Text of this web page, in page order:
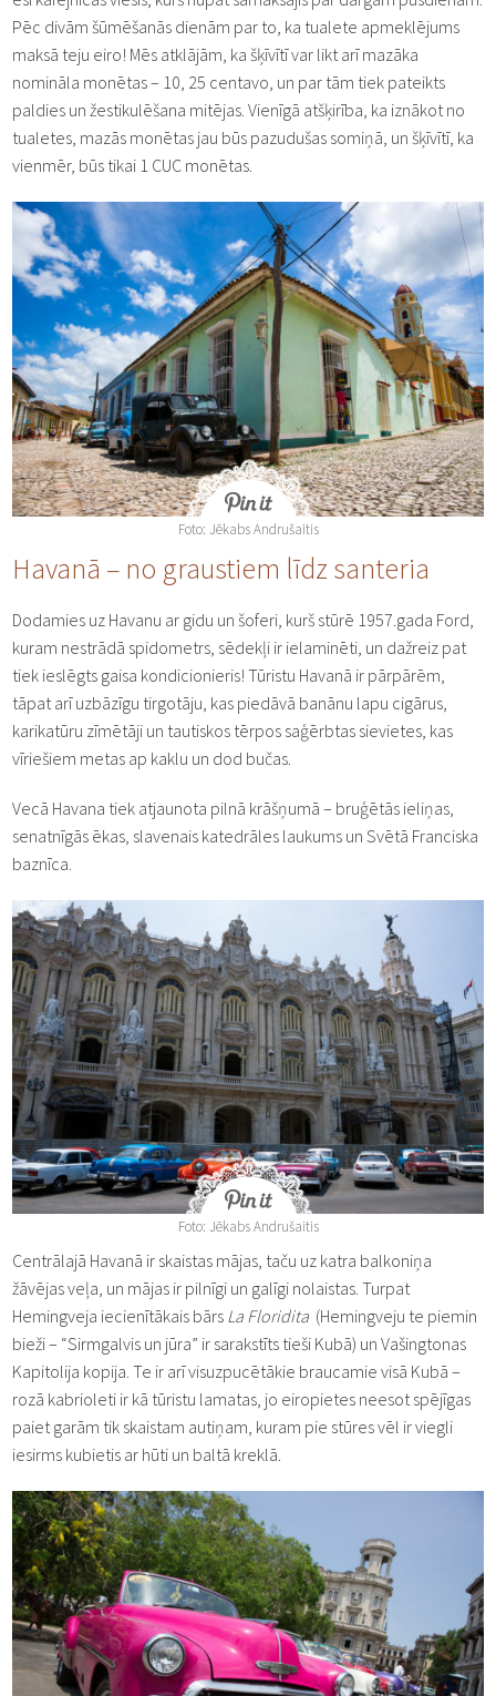
Pēc divām šūmēšanās dienām par to, ka tualete apmeklējums
maksā teju eiro! Mēs atklājām, ka šķīvītī var likt arī mazāka
nomināla monētas – 10, 25 centavo, un par tām tiek pateikts
paldies un žestikulēšana mitējas. Vienīgā atšķirība, ka iznākot no
tualetes, mazās monētas jau būs pazudušas somiņā, un šķīvītī, ka
vienmēr, būs tikai 1 CUC monētas.
Foto: Jēkabs Andrušaitis
Havanā – no graustiem līdz santeria
Dodamies uz Havanu ar gidu un šoferi, kurš stūrē 1957.gada Ford,
kuram nestrādā spidometrs, sēdekļi ir ielaminēti, un dažreiz pat
tiek ieslēgts gaisa kondicionieris! Tūristu Havanā ir pārpārēm,
tāpat arī uzbāzīgu tirgotāju, kas piedāvā banānu lapu cigārus,
karikatūru zīmētāji un tautiskos tērpos saģērbtas sievietes, kas
vīriešiem metas ap kaklu un dod bučas.
Vecā Havana tiek atjaunota pilnā krāšņumā – bruģētās ieliņas,
senatnīgās ēkas, slavenais katedrāles laukums un Svētā Franciska
baznīca.
Foto: Jēkabs Andrušaitis
Centrālajā Havanā ir skaistas mājas, taču uz katra balkoniņa
žāvējas veļa, un mājas ir pilnīgi un galīgi nolaistas. Turpat
Hemingveja iecienītākais bārs La Floridita (Hemingveju te piemin
bieži – “Sirmgalvis un jūra” ir sarakstīts tieši Kubā) un Vašingtonas
Kapitolija kopija. Te ir arī visuzpucētākie braucamie visā Kubā –
rozā kabrioleti ir kā tūristu lamatas, jo eiropietes neesot spējīgas
paiet garām tik skaistam autiņam, kuram pie stūres vēl ir viegli
iesirms kubietis ar hūti un baltā kreklā.